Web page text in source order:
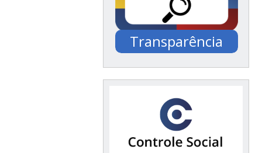
Transparência
Documentação /
Financeiro / Compras